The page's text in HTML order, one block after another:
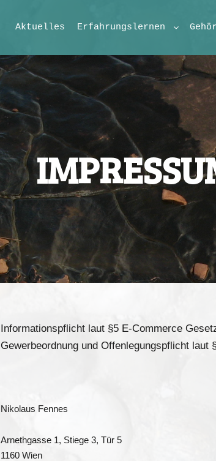
Aktuelles Erfahrungslernen
Informationspflicht laut §5 E-Commerce
Gewerbeordnung und Offenlegungspflicht laut
Nikolaus Fennes
Arnethgasse 1, Stiege 3, Tür 5
1160 Wien